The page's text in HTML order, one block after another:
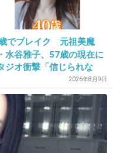
しするけど、それ
ちゃうから現金が
でブレイク 元祖美魔
水谷雅子、57歳の現在に
ジオ衝撃「信じられな
「やっぱすごいね」2026年8月9日